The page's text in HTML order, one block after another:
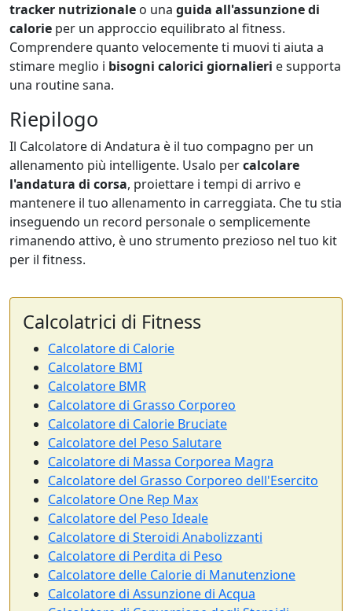
tracker nutrizionale o una guida all'assunzione di
calorie per un approccio equilibrato al fitness.
Comprendere quanto velocemente ti muovi ti aiuta a
stimare meglio i bisogni calorici giornalieri e supporta
una routine sana.
Riepilogo
Il Calcolatore di Andatura è il tuo compagno per un
allenamento più intelligente. Usalo percalcolare
l'andatura di corsa, proiettare i tempi di arrivo e
mantenere il tuo allenamento in carreggiata. Che tu stia
inseguendo un record personale o semplicemente
rimanendo attivo, è uno strumento prezioso nel tuo kit
per il fitness.
Calcolatrici di Fitness
Calcolatore di Calorie
Calcolatore BMI
Calcolatore BMR
Calcolatore di Grasso Corporeo
Calcolatore di Calorie Bruciate
Calcolatore del Peso Salutare
Calcolatore di Massa Corporea Magra
Calcolatore del Grasso Corporeo dell'Esercito
Calcolatore One Rep Max
Calcolatore del Peso Ideale
Calcolatore di Steroidi Anabolizzanti
Calcolatore di Perdita di Peso
Calcolatore delle Calorie di Manutenzione
Calcolatore di Assunzione di Acqua